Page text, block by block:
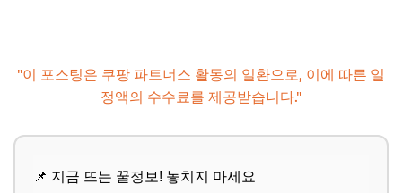
"이 포스팅은 쿠팡 파트너스 활동의 일환으로, 이에 따른 일
정액의 수수료를 제공받습니다."
📌 지금 뜨는 꿀정보! 놓치지 마세요